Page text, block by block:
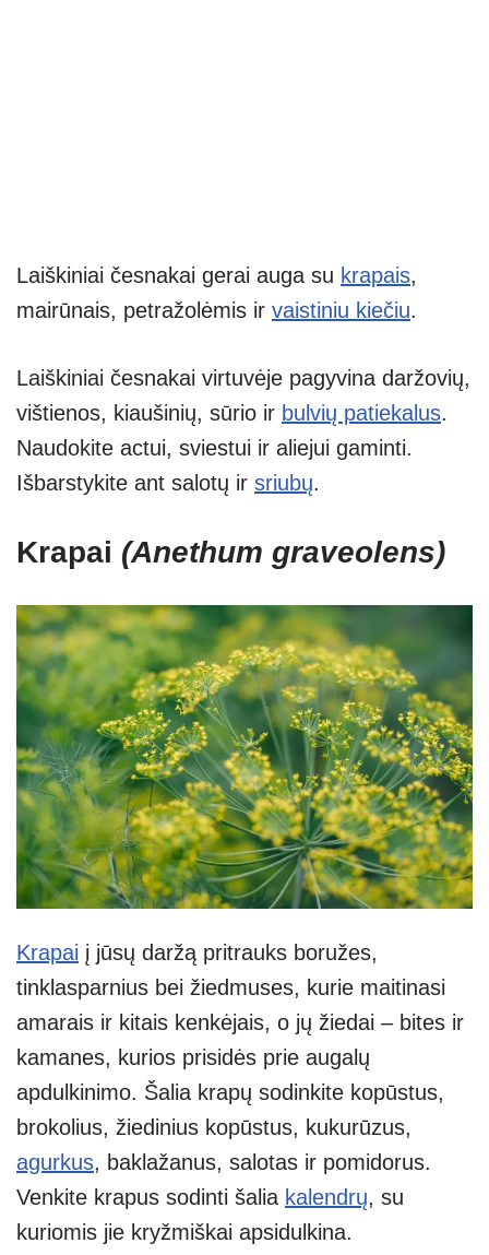
Laiškiniai česnakai gerai auga su krapais,
mairūnais, petražolėmis ir vaistiniu kiečiu.
Laiškiniai česnakai virtuvėje pagyvina daržovių,
vištienos, kiaušinių, sūrio ir bulvių patiekalus.
Naudokite actui, sviestui ir aliejui gaminti.
Išbarstykite ant salotų ir sriubų.
Krapai (Anethum graveolens)
Krapai į jūsų daržą pritrauks boružes,
tinklasparnius bei žiedmuses, kurie maitinasi
amarais ir kitais kenkėjais, o jų žiedai – bites ir
kamanes, kurios prisidės prie augalų
apdulkinimo. Šalia krapų sodinkite kopūstus,
brokolius, žiedinius kopūstus, kukurūzus,
agurkus, baklažanus, salotas ir pomidorus.
Venkite krapus sodinti šalia kalendrų, su
kuriomis jie kryžmiškai apsidulkina.